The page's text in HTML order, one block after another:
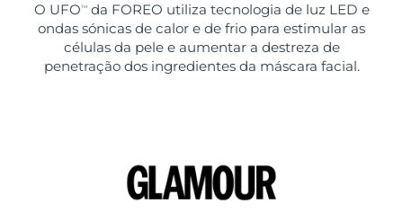
O UFO TMda FOREO utiliza tecnologia de luz LED e
ondas sónicas de calor e de frio para estimular as
células da pele e aumentar a destreza de
penetração dos ingredientes da máscara facial.